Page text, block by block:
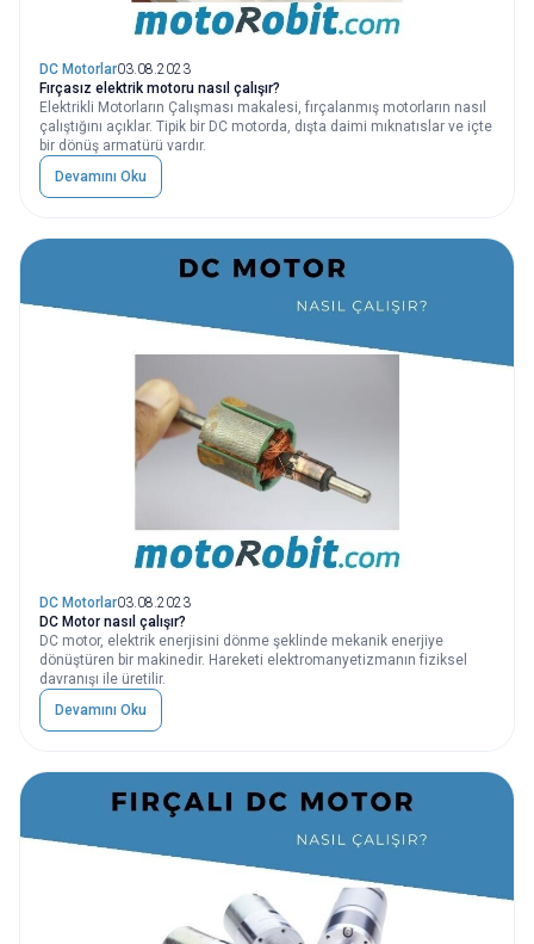
DC Motorlar03.08.2023
Fırçasız elektrik motoru nasıl çalışır?
Elektrikli Motorların Çalışması makalesi, fırçalanmış motorların nasıl
çalıştığını açıklar. Tipik bir DC motorda, dışta daimi mıknatıslar ve içte
bir dönüş armatürü vardır.
Devamını Oku
DC Motorlar03.08.2023
DC Motor nasıl çalışır?
DC motor, elektrik enerjisini dönme şeklinde mekanik enerjiye
dönüştüren bir makinedir. Hareketi elektromanyetizmanın fiziksel
davranışı ile üretilir.
Devamını Oku